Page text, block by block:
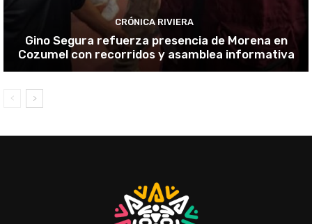
CRÓNICA RIVIERA
Gino Segura refuerza presencia de Morena en
Cozumel con recorridos y asamblea informativa